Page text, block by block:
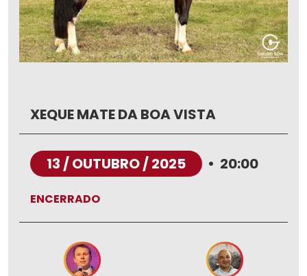
XEQUE MATE DA BOA VISTA
13 / OUTUBRO / 2025 • 20:00
ENCERRADO